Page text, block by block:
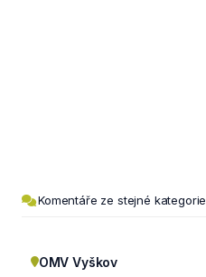
Komentáře ze stejné kategorie
OMV Vyškov